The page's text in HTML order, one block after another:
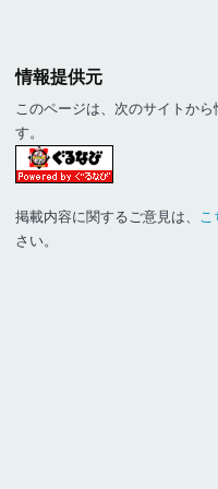
情報提供元
このページは、次のサイトから
す。
掲載内容に関するご意見は、 こ
さい。